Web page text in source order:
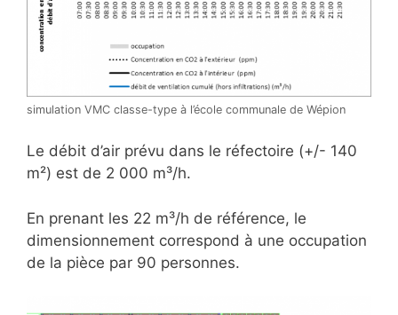
simulation VMC classe-type à l’école communale de Wépion
Le débit d’air prévu dans le réfectoire (+/- 140
m²) est de 2 000 m³/h.
En prenant les 22 m³/h de référence, le
dimensionnement correspond à une occupation
de la pièce par 90 personnes.